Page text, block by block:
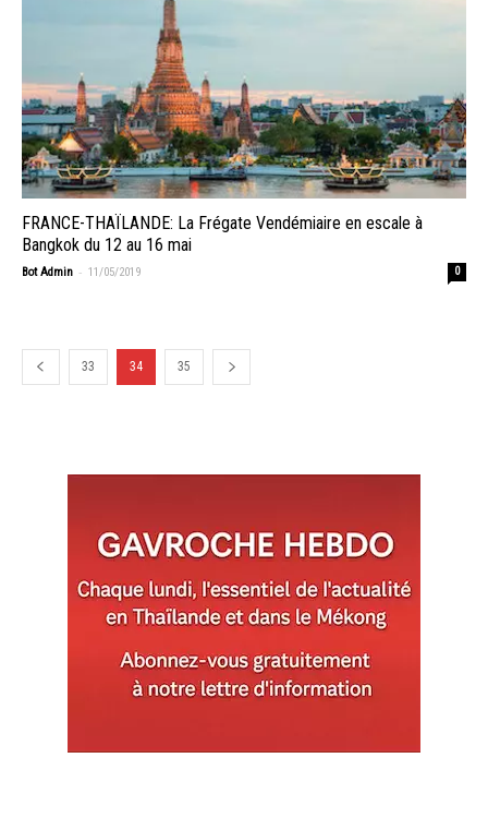
FRANCE-THAÏLANDE: La Frégate Vendémiaire en escale à
Bangkok du 12 au 16 mai
Bot Admin - 11/05/2019 0
33 34 35